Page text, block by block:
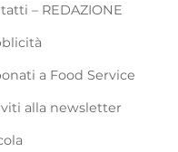
– REDAZIONE
a Food Service
alla newsletter